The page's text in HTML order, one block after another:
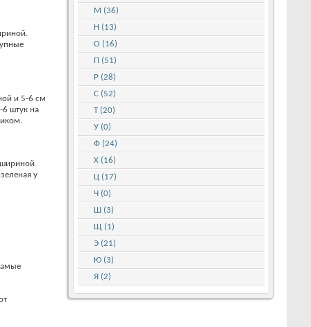
и 5-6 см
штук на
у
М (36)
Н (13)
О (16)
П (51)
Р (28)
С (52)
Т (20)
У (0)
Ф (24)
Х (16)
Ц (17)
Ч (0)
Ш (3)
Щ (1)
Э (21)
Ю (3)
Я (2)